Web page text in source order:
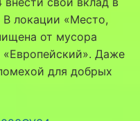
локации «Место,
от мусора
Даже
для добрых